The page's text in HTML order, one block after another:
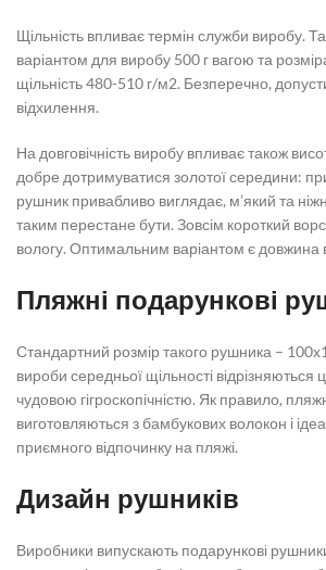
Щільність впливає термін служби виробу.
варіантом для виробу 500 г вагою та
щільність 480-510 г/м2. Безперечно,
відхилення.
На довговічність виробу впливає також
добре дотримуватися золотої середини:
рушник привабливо виглядає, м’який та
таким перестане бути. Зовсім короткий
вологу. Оптимальним варіантом є довжина
Пляжні подарункові
Стандартний розмір такого рушника –
вироби середньої щільності відрізняються
чудовою гігроскопічністю. Як правило,
виготовляються з бамбукових волокон і
приємного відпочинку на пляжі.
Дизайн рушників
Виробники випускають подарункові